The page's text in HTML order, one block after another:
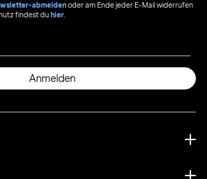
abmeldenoder am Ende jeder E-Mail widerrufen
findest duhier
Anmelden